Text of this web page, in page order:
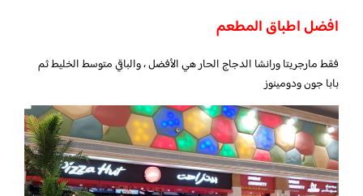
افضل اطباق المطعم
فقط مارجريتا ورانشا الدجاج الحار هي الأفضل ، والباقي متوسط ​​الخليط ثم
بابا جون ودومينوز